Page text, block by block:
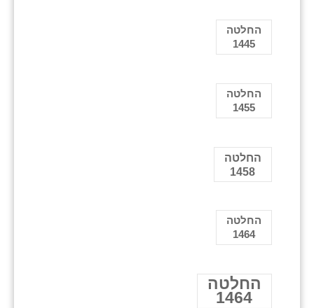
החלטה
1445
החלטה
1455
החלטה
1458
החלטה
1464
החלטה
1464